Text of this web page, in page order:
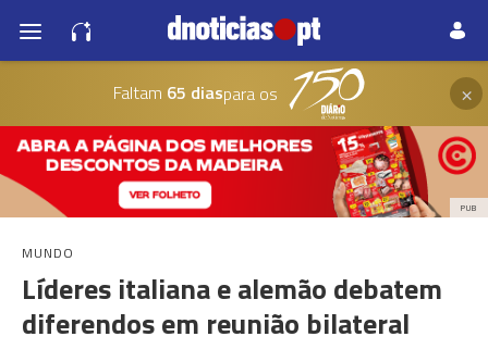
Faltam 65 diaspara os ×
PUB
MUNDO
Líderes italiana e alemão debatem
diferendos em reunião bilateral